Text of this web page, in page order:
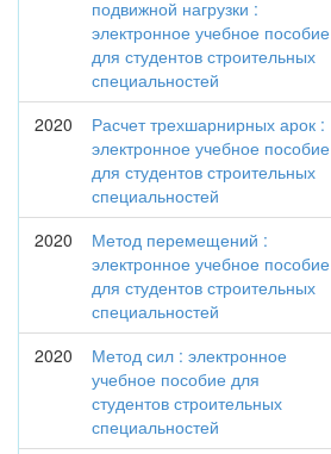
подвижной нагрузки :
электронное учебное пособие
для студентов строительных
специальностей
2020
Расчет трехшарнирных арок :
электронное учебное пособие
для студентов строительных
специальностей
2020
Метод перемещений :
электронное учебное пособие
для студентов строительных
специальностей
2020
Метод сил : электронное
учебное пособие для
студентов строительных
специальностей